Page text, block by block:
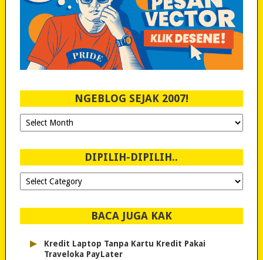
NGEBLOG SEJAK 2007!
Ngeblog
Sejak
DIPILIH-DIPILIH..
Dipilih-
dipilih..
BACA JUGA KAK
▸
Kredit Laptop Tanpa Kartu Kredit Pakai
Traveloka PayLater